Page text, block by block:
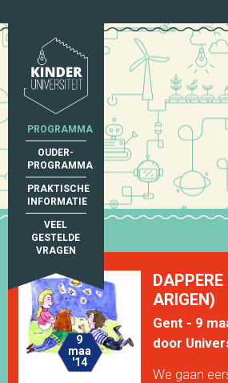
PROGRAMMA
OUDER-
PROGRAMMA
PRAKTISCHE
INFORMATIE
VEEL
GESTELDE
VRAGEN
9
maa
'14
ARIGEN)
Gent - 9
door
We gaan